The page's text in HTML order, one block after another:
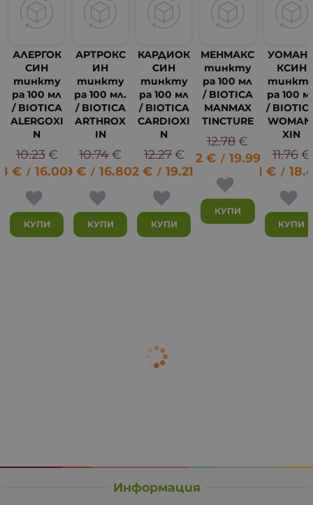
АЛЕРГОК
СИН
тинкту
ра 100 мл
/ BIOTICA
ALERGOXI
N
10.23 €
€ / 16.00 лв.
КУПИ
АРТРОКС
ИН
тинкту
ра 100 мл.
/ BIOTICA
ARTHROX
IN
10.74€
8.59 € / 16.80 лв.
КУПИ
КАРДИОК
СИН
тинкту
ра 100 мл
/ BIOTICA
CARDIOXI
N
12.27€
9.82 € / 19.21
КУПИ
МЕНМАКС
тинкту
ра 100 мл
/ BIOTICA
MANMAX
TINCTURE
12.78 €
10.22 € / 19.99 лв.
КУПИ
КСИН
ра 100
/
XIN
11.76 €
9.41 € /
КУПИ
Информация